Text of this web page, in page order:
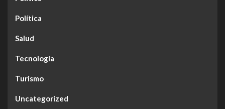
Política
Salud
Tecnología
Turismo
Uncategorized